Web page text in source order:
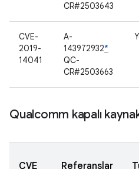
CR#2503643
CVE-
2019-
14041
A-
143972932*
QC-
CR#2503663
Qualcomm kapalı
CVE Referanslar